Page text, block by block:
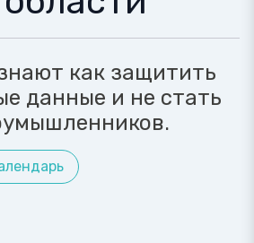
как защитить
данные и не стать